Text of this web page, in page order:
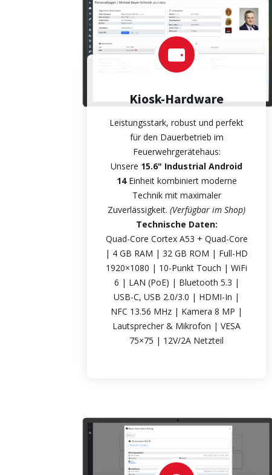
Kiosk-Hardware
Leistungsstark, robust und perfekt
für den Dauerbetrieb im
Feuerwehrgerätehaus:
Unsere 15.6" Industrial Android
14Einheit kombiniert moderne
Technik mit maximaler
Zuverlässigkeit. (Verfügbar im Shop)
Technische Daten:
Quad-Core Cortex A53 + Quad-Core
| 4 GB RAM | 32 GB ROM | Full-HD
1920×1080 | 10-Punkt Touch | WiFi
6 | LAN (PoE) | Bluetooth 5.3 |
USB-C, USB 2.0/3.0 | HDMI-In |
NFC 13.56 MHz | Kamera 8 MP |
Lautsprecher & Mikrofon | VESA
75×75 | 12V/2A Netzteil